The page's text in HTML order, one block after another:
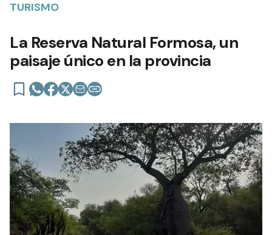
TURISMO
La Reserva Natural Formosa, un
paisaje único en la provincia